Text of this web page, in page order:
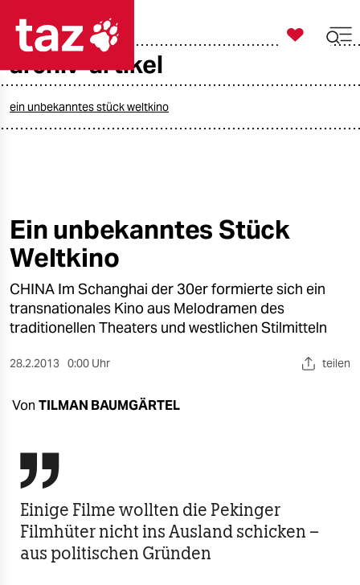
taz zahl ich
öko
gesellschaft
kultur
sport
berlin
nord
verlag
verlag
veranstaltungen
shop

taz zahl ich
archiv-artikel
ein unbekanntes stück weltkino
Ein unbekanntes Stück
Weltkino
CHINA Im Schanghai der 30er formierte sich ein
transnationales Kino aus Melodramen des
traditionellen Theaters und westlichen Stilmitteln
28.2.2013 0:00 Uhr teilen
Von TILMAN BAUMGÄRTEL

Einige Filme wollten die Pekinger
Filmhüter nicht ins Ausland schicken –
aus politischen Gründen